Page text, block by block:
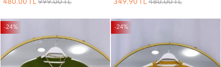
480.00 TL 999.00TL 349.90 TL 480.00TL
-24% -24%